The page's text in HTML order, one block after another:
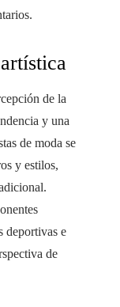
de la
y una
de moda se
y estilos,
deportivas e
de